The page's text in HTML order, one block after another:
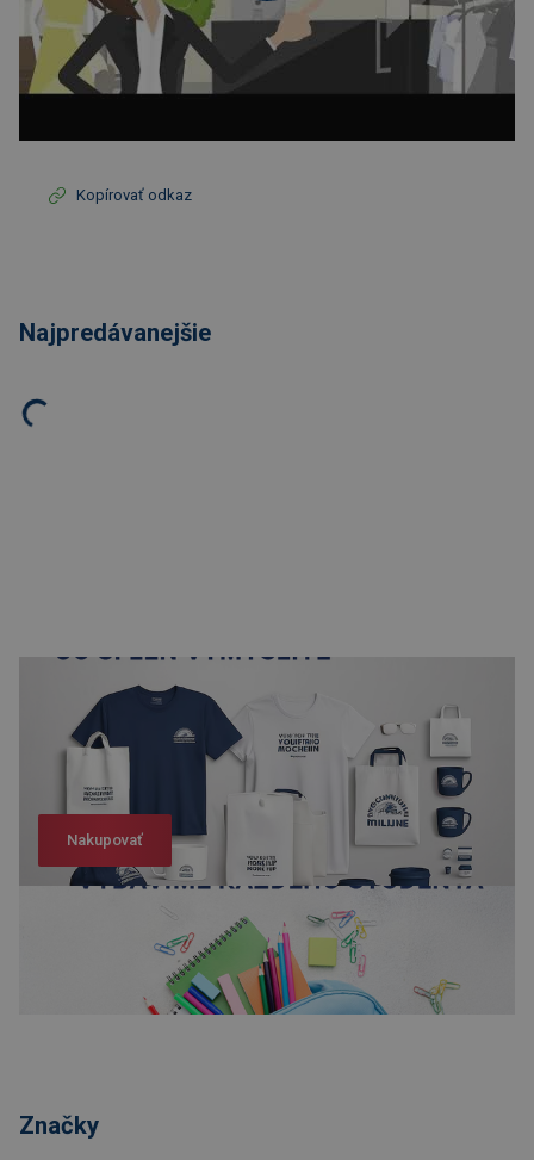
Kopírovať odkaz
Najpredávanejšie
Nakupovať
Značky